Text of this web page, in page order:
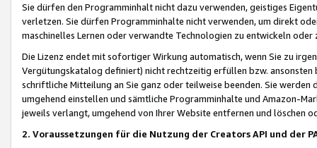
Sie dürfen den Programminhalt nicht dazu verwenden, geistiges
verletzen. Sie dürfen Programminhalte nicht verwenden, um direkt
maschinelles Lernen oder verwandte Technologien zu entwickeln
Die Lizenz endet mit sofortiger Wirkung automatisch, wenn Sie zu
Vergütungskatalog definiert) nicht rechtzeitig erfüllen bzw. ansonsten
schriftliche Mitteilung an Sie ganz oder teilweise beenden. Sie werden
umgehend einstellen und sämtliche Programminhalte und Amazon-
jeweils verlangt, umgehend von Ihrer Website entfernen und löschen
2. Voraussetzungen für die Nutzung der Creators API und der